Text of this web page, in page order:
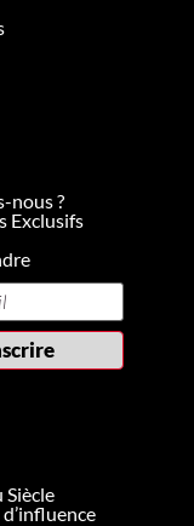
nous ?
Exclusifs
Siècle